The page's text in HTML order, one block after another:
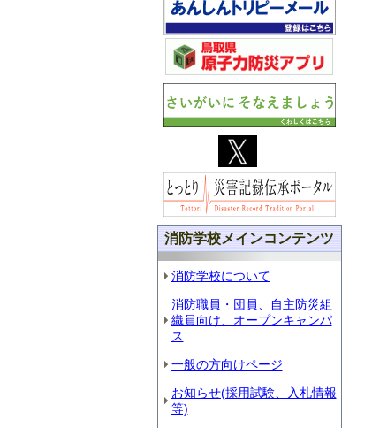
消防学校メインコンテンツ
消防学校について
消防職員・団員、自主防災組
織員向け、オープンキャンパ
ス
一般の方向けページ
お知らせ(採用試験、入札情報
等)